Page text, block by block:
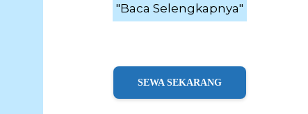
"Baca Selengkapnya"
SEWA SEKARANG